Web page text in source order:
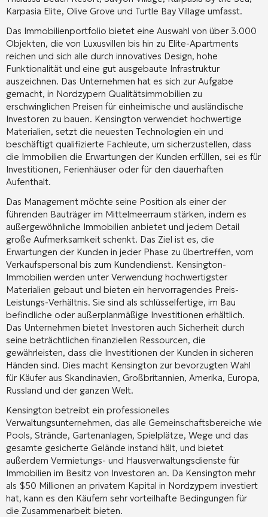
Karpasia Elite, Olive Grove und Turtle Bay Village umfasst.
Das Immobilienportfolio bietet eine Auswahl von über 3.000
Objekten, die von Luxusvillen bis hin zu Elite-Apartments
reichen und sich alle durch innovatives Design, hohe
Funktionalität und eine gut ausgebaute Infrastruktur
auszeichnen. Das Unternehmen hat es sich zur Aufgabe
gemacht, in Nordzypern Qualitätsimmobilien zu
erschwinglichen Preisen für einheimische und ausländische
Investoren zu bauen. Kensington verwendet hochwertige
Materialien, setzt die neuesten Technologien ein und
beschäftigt qualifizierte Fachleute, um sicherzustellen, dass
die Immobilien die Erwartungen der Kunden erfüllen, sei es für
Investitionen, Ferienhäuser oder für den dauerhaften
Aufenthalt.
Das Management möchte seine Position als einer der
führenden Bauträger im Mittelmeerraum stärken, indem es
außergewöhnliche Immobilien anbietet und jedem Detail
große Aufmerksamkeit schenkt. Das Ziel ist es, die
Erwartungen der Kunden in jeder Phase zu übertreffen, vom
Verkaufspersonal bis zum Kundendienst. Kensington-
Immobilien werden unter Verwendung hochwertigster
Materialien gebaut und bieten ein hervorragendes Preis-
Leistungs-Verhältnis. Sie sind als schlüsselfertige, im Bau
befindliche oder außerplanmäßige Investitionen erhältlich.
Das Unternehmen bietet Investoren auch Sicherheit durch
seine beträchtlichen finanziellen Ressourcen, die
gewährleisten, dass die Investitionen der Kunden in sicheren
Händen sind. Dies macht Kensington zur bevorzugten Wahl
für Käufer aus Skandinavien, Großbritannien, Amerika, Europa,
Russland und der ganzen Welt.
Kensington betreibt ein professionelles
Verwaltungsunternehmen, das alle Gemeinschaftsbereiche wie
Pools, Strände, Gartenanlagen, Spielplätze, Wege und das
gesamte gesicherte Gelände instand hält, und bietet
außerdem Vermietungs- und Hausverwaltungsdienste für
Immobilien im Besitz von Investoren an. Da Kensington mehr
als $50 Millionen an privatem Kapital in Nordzypern investiert
hat, kann es den Käufern sehr vorteilhafte Bedingungen für
die Zusammenarbeit bieten.